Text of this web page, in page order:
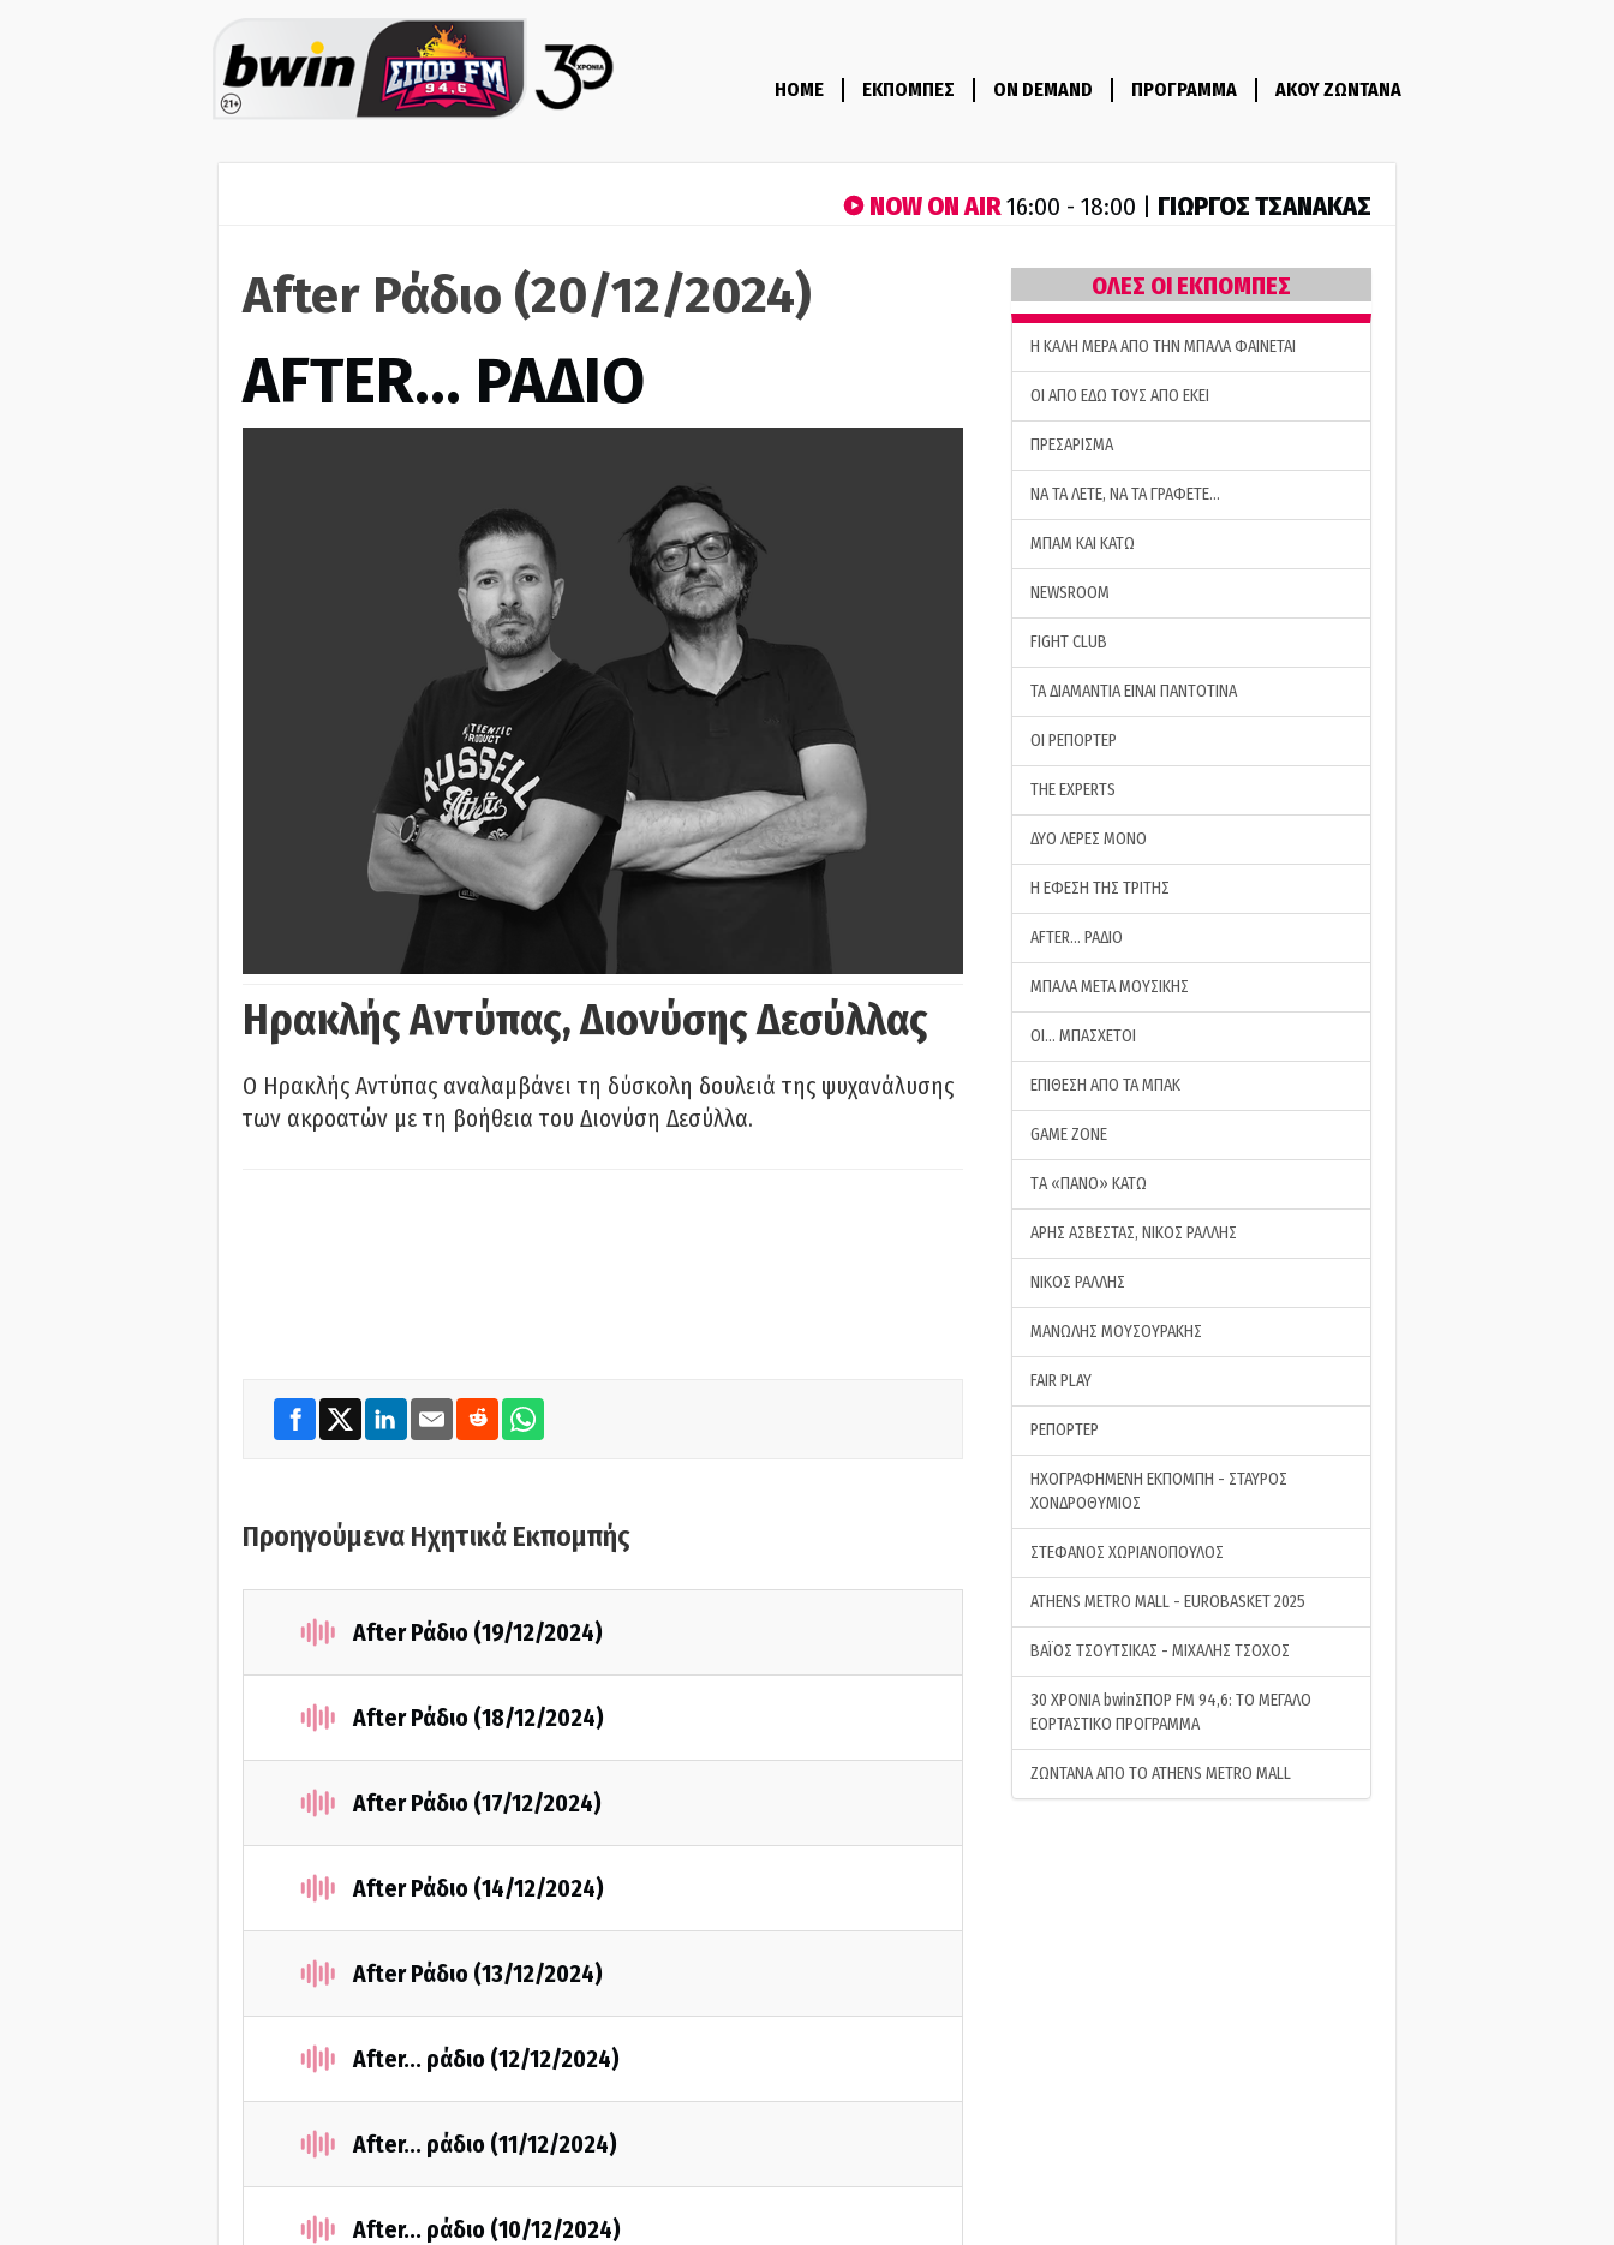
HOME ΕΚΠΟΜΠΕΣ ON DEMAND ΠΡΟΓΡΑΜΜΑ ΑΚΟΥ ΖΩΝΤΑΝΑ
NOW ON AIR16:00 - 18:00 | ΓΙΩΡΓΟΣ ΤΣΑΝΑΚΑΣ
After Ράδιο (20/12/2024)
AFTER… ΡΑΔΙΟ
Ηρακλής Αντύπας, Διονύσης Δεσύλλας
Ο Ηρακλής Αντύπας αναλαμβάνει τη δύσκολη δουλειά της ψυχανάλυσης
των ακροατών με τη βοήθεια του Διονύση Δεσύλλα.
Προηγούμενα Ηχητικά Εκπομπής
After Ράδιο (19/12/2024)
After Ράδιο (18/12/2024)
After Ράδιο (17/12/2024)
After Ράδιο (14/12/2024)
After Ράδιο (13/12/2024)
After... ράδιο (12/12/2024)
After... ράδιο (11/12/2024)
After... ράδιο (10/12/2024)
ΟΛΕΣ ΟΙ ΕΚΠΟΜΠΕΣ
H ΚΑΛΗ ΜΕΡΑ ΑΠΟ ΤΗΝ ΜΠΑΛΑ ΦΑΙΝΕΤΑΙ
ΟΙ ΑΠΟ ΕΔΩ ΤΟΥΣ ΑΠΟ ΕΚΕΙ
ΠΡΕΣΑΡΙΣΜΑ
ΝΑ ΤΑ ΛΕΤΕ, ΝΑ ΤΑ ΓΡΑΦΕΤΕ…
ΜΠΑΜ ΚΑΙ ΚΑΤΩ
NEWSROOM
FIGHT CLUB
ΤΑ ΔΙΑΜΑΝΤΙΑ ΕΙΝΑΙ ΠΑΝΤΟΤΙΝΑ
ΟΙ ΡΕΠΟΡΤΕΡ
THE EXPERTS
ΔΥΟ ΛΕΡΕΣ ΜΟΝΟ
Η ΕΦΕΣΗ ΤΗΣ ΤΡΙΤΗΣ
AFTER… ΡΑΔΙΟ
ΜΠΑΛΑ ΜΕΤΑ ΜΟΥΣΙΚΗΣ
ΟΙ… ΜΠΑΣΧΕΤΟΙ
ΕΠΙΘΕΣΗ ΑΠΟ ΤΑ ΜΠΑΚ
GAME ZONE
ΤA «ΠΑΝΟ» ΚΑΤΩ
ΑΡΗΣ ΑΣΒΕΣΤΑΣ, ΝΙΚΟΣ ΡΑΛΛΗΣ
ΝΙΚΟΣ ΡΑΛΛΗΣ
ΜΑΝΩΛΗΣ ΜΟΥΣΟΥΡΑΚΗΣ
FAIR PLAY
ΡΕΠΟΡΤΕΡ
ΗΧΟΓΡΑΦΗΜΕΝΗ ΕΚΠΟΜΠΗ - ΣΤΑΥΡΟΣ
ΧΟΝΔΡΟΘΥΜΙΟΣ
ΣΤΕΦΑΝΟΣ ΧΩΡΙΑΝΟΠΟΥΛΟΣ
ATHENS METRO MALL - EUROBASKET 2025
ΒΑΪΟΣ ΤΣΟΥΤΣΙΚΑΣ - ΜΙΧΑΛΗΣ ΤΣΟΧΟΣ
30 ΧΡΟΝΙΑ bwinΣΠΟΡ FM 94,6: ΤΟ ΜΕΓΑΛΟ
ΕΟΡΤΑΣΤΙΚΟ ΠΡΟΓΡΑΜΜΑ
ΖΩΝΤΑΝΑ ΑΠΟ ΤΟ ATHENS METRO MALL